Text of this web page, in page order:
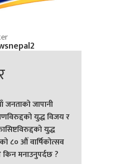
जनताको जापानी
युद्ध विजय र
युद्ध
८० औं वार्षिकोत्सव
किन मनाउनुपर्दछ ?